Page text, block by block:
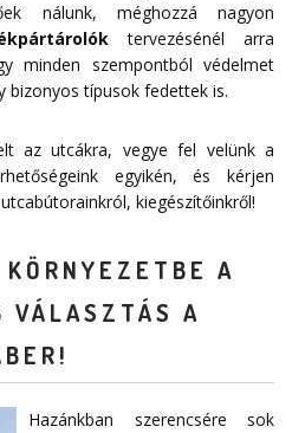
nálunk, méghozzá nagyon
tervezésénél arra
minden szempontból védelmet
bizonyos típusok fedettek is.
az utcákra, vegye fel velünk a
egyikén, és kérjen
kiegészítőinkről!
KÖRNYEZETBE A
VÁLASZTÁS A
Hazánkban szerencsére sok